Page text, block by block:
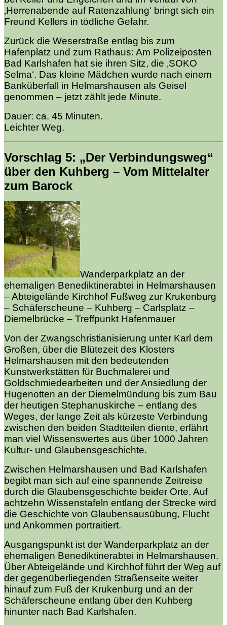
‚Herrenabende auf Ratenzahlung‘ bringt sich ein
Freund Kellers in tödliche Gefahr.
Zurück die Weserstraße entlag bis zum
Hafenplatz und zum Rathaus: Am Polizeiposten
Bad Karlshafen hat sie ihren Sitz, die ‚SOKO
Selma‘. Das kleine Mädchen wurde nach einem
Banküberfall in Helmarshausen als Geisel
genommen – jetzt zählt jede Minute.
Dauer: ca. 45 Minuten.
Leichter Weg.
Vorschlag 5: „Der Verbindungsweg“
über den Kuhberg – Vom Mittelalter
zum Barock
Wanderparkplatz an der
ehemaligen Benediktinerabtei in Helmarshausen
– Abteigelände Kirchhof Fußweg zur Krukenburg
– Schäferscheune – Kuhberg – Carlsplatz –
Diemelbrücke – Treffpunkt Hafenmauer
Von der Zwangschristianisierung unter Karl dem
Großen, über die Blütezeit des Klosters
Helmarshausen mit den bedeutenden
Kunstwerkstätten für Buchmalerei und
Goldschmiedearbeiten und der Ansiedlung der
Hugenotten an der Diemelmündung bis zum Bau
der heutigen Stephanuskirche – entlang des
Weges, der lange Zeit als kürzeste Verbindung
zwischen den beiden Stadtteilen diente, erfährt
man viel Wissenswertes aus über 1000 Jahren
Kultur- und Glaubensgeschichte.
Zwischen Helmarshausen und Bad Karlshafen
begibt man sich auf eine spannende Zeitreise
durch die Glaubensgeschichte beider Orte. Auf
achtzehn Wissenstafeln entlang der Strecke wird
die Geschichte von Glaubensausübung, Flucht
und Ankommen portraitiert.
Ausgangspunkt ist der Wanderparkplatz an der
ehemaligen Benediktinerabtei in Helmarshausen.
Über Abteigelände und Kirchhof führt der Weg auf
der gegenüberliegenden Straßenseite weiter
hinauf zum Fuß der Krukenburg und an der
Schäferscheune entlang über den Kuhberg
hinunter nach Bad Karlshafen.